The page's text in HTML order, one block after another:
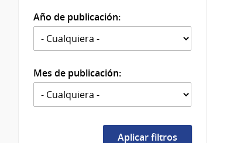
Año de publicación:
Mes de publicación: